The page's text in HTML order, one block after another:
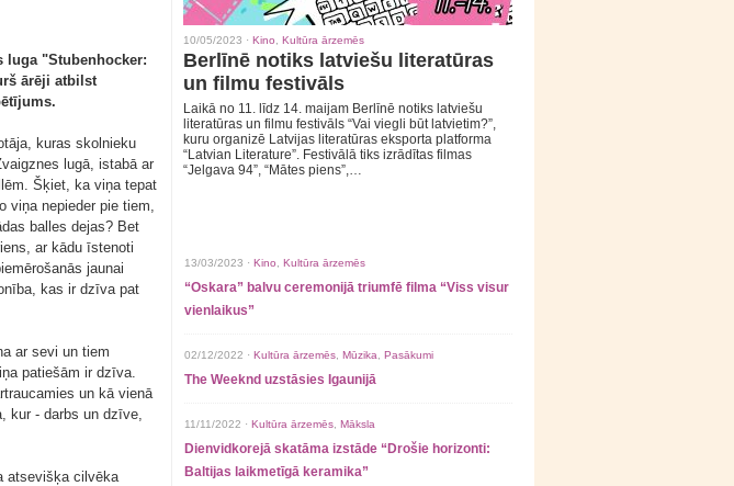
luga "Stubenhocker:
ārēji atbilst
kuras skolnieku
lugā, istabā ar
Šķiet, ka viņa tepat
viņa nepieder pie tiem,
balles dejas? Bet
ar kādu īstenoti
jaunai
kas ir dzīva pat
ar sevi un tiem
patiešām ir dzīva.
un kā vienā
kur - darbs un dzīve,
atsevišķa cilvēka
10/05/2023 · Kino Kultūra ārzemēs
Berlīnē notiks latviešu literatūras
un filmu festivāls
Laikā no 11. līdz 14. maijam Berlīnē notiks latviešu
literatūras un filmu festivāls “Vai viegli būt latvietim?”,
kuru organizē Latvijas literatūras eksporta platforma
“Latvian Literature”. Festivālā tiks izrādītas filmas
“Jelgava 94”, “Mātes piens”,…
13/03/2023 · Kino Kultūra ārzemēs
“Oskara” balvu ceremonijā triumfē filma “Viss visur
vienlaikus”
02/12/2022 · Kultūra ārzemēs Mūzika Pasākumi
The Weeknd uzstāsies Igaunijā
11/11/2022 · Kultūra ārzemēs Māksla
Dienvidkorejā skatāma izstāde “Drošie horizonti:
Baltijas laikmetīgā keramika”